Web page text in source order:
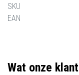
SKU
EAN
Wat onze